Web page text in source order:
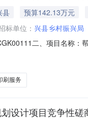
县
预算142.13万元
标单位： 兴县乡村振兴局
二、项目名称：
的信息：序号标的名称
刷服务
设计项目竞争性磋